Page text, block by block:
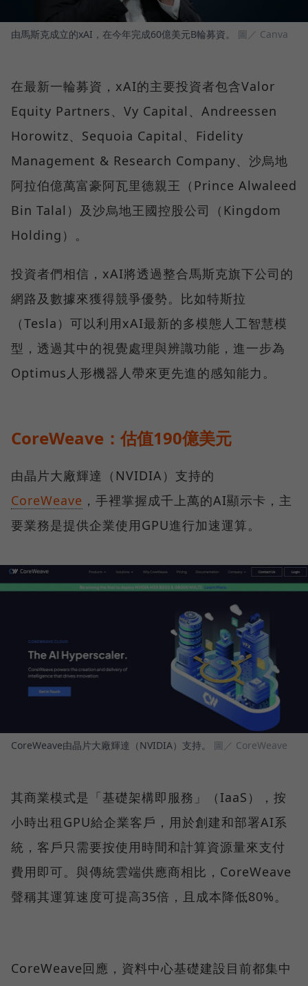
由馬斯克成立的xAI，在今年完成60億美元B輪募資。 圖／ Canva
在最新一輪募資，xAI的主要投資者包含Valor
Equity Partners、Vy Capital、Andreessen
Horowitz、Sequoia Capital、Fidelity
Management & Research Company、沙烏地
阿拉伯億萬富豪阿瓦里德親王（Prince Alwaleed
Bin Talal）及沙烏地王國控股公司（Kingdom
Holding）。
投資者們相信，xAI將透過整合馬斯克旗下公司的
網路及數據來獲得競爭優勢。比如特斯拉
（Tesla）可以利用xAI最新的多模態人工智慧模
型，透過其中的視覺處理與辨識功能，進一步為
Optimus人形機器人帶來更先進的感知能力。
CoreWeave：估值190億美元
由晶片大廠輝達（NVIDIA）支持的
CoreWeave ，手裡掌握成千上萬的AI顯示卡，主
要業務是提供企業使用GPU進行加速運算。
CoreWeave由晶片大廠輝達（NVIDIA）支持。 圖／ CoreWeave
其商業模式是「基礎架構即服務」（IaaS），按
小時出租GPU給企業客戶，用於創建和部署AI系
統，客戶只需要按使用時間和計算資源量來支付
費用即可。與傳統雲端供應商相比，CoreWeave
聲稱其運算速度可提高35倍，且成本降低80%。
CoreWeave回應，資料中心基礎建設目前都集中